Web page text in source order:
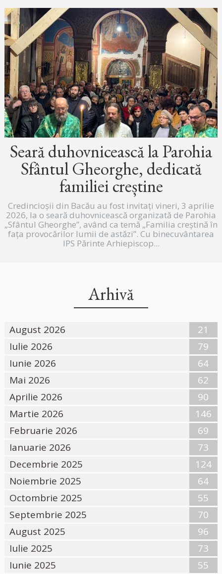
Seară duhovnicească la Parohia
Sfântul Gheorghe, dedicată
familiei creștine
Credincioșii din Bacău au fost invitați vineri, 3 aprilie
2026, la o seară duhovnicească organizată de Parohia
„Sfântul Gheorghe”, având ca temă „Familia creștină în
fața provocărilor lumii de astăzi”. Cu binecuvântarea
IPS Părinte Arhiepiscop...
Arhivă
August 2026
21
Iulie 2026
79
Iunie 2026
64
Mai 2026
62
Aprilie 2026
90
Martie 2026
146
Februarie 2026
69
Ianuarie 2026
73
Decembrie 2025
124
Noiembrie 2025
64
Octombrie 2025
55
Septembrie 2025
70
August 2025
96
Iulie 2025
73
Iunie 2025
55